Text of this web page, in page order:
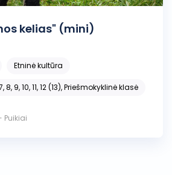
kelias" (mini)
Etninė kultūra
8, 9, 10, 11, 12 (13), Priešmokyklinė klasė
Puikiai